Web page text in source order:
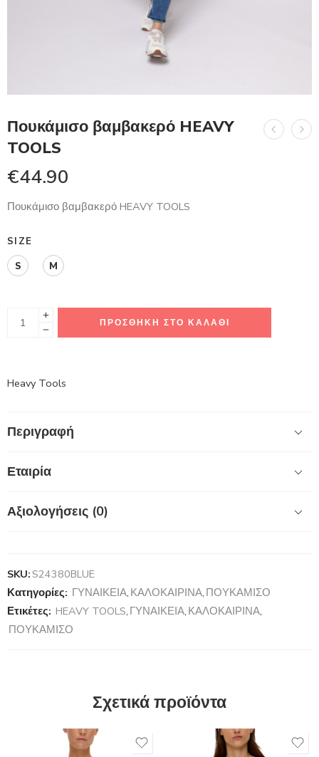
Πουκάμισο βαμβακερό HEAVY
TOOLS
€44.90
Πουκάμισο βαμβακερό HEAVY TOOLS
SIZE
S
M
ΠΡΟΣΘΉΚΗ ΣΤΟ ΚΑΛΆΘΙ
Heavy Tools
Περιγραφή
Εταιρία
Αξιολογήσεις (0)
SKU:S24380BLUE
Κατηγορίες: ΓΥΝΑΙΚΕΙΑ, ΚΑΛΟΚΑΙΡΙΝΑ, ΠΟΥΚΑΜΙΣΟ
Ετικέτες: HEAVY TOOLS, ΓΥΝΑΙΚΕΙΑ, ΚΑΛΟΚΑΙΡΙΝΑ,
ΠΟΥΚΑΜΙΣΟ
Σχετικά προϊόντα